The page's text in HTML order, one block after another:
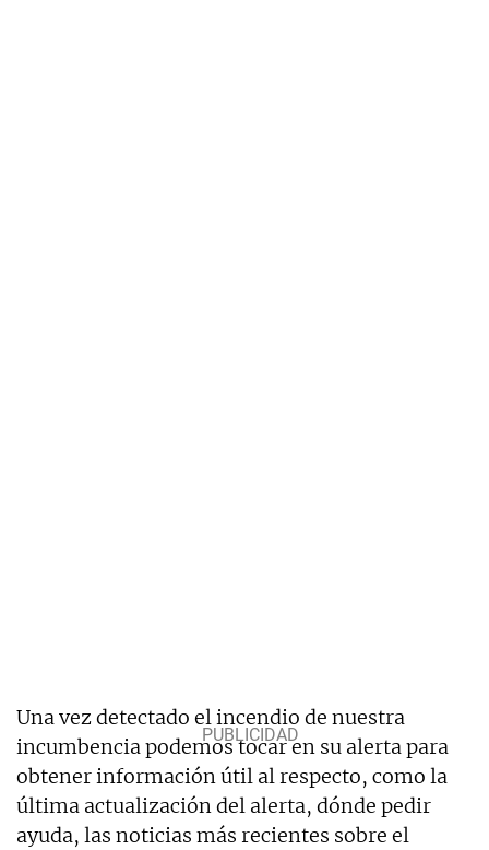
Una vez detectado el incendio de nuestra
incumbencia podemos tocar en su alerta para
obtener información útil al respecto, como la
última actualización del alerta, dónde pedir
ayuda, las noticias más recientes sobre el